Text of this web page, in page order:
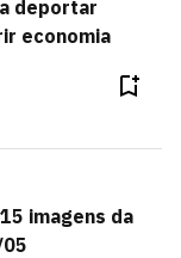
deportar
economia
imagens da